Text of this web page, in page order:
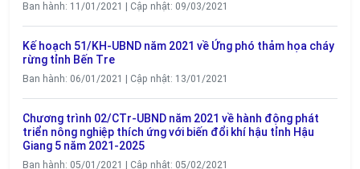
Ban hành: 11/01/2021 | Cập nhật: 09/03/2021
Kế hoạch 51/KH-UBND năm 2021 về Ứng phó thảm họa cháy
rừng tỉnh Bến Tre
Ban hành: 06/01/2021 | Cập nhật: 13/01/2021
Chương trình 02/CTr-UBND năm 2021 về hành động phát
triển nông nghiệp thích ứng với biến đổi khí hậu tỉnh Hậu
Giang 5 năm 2021-2025
Ban hành: 05/01/2021 | Cập nhật: 05/02/2021